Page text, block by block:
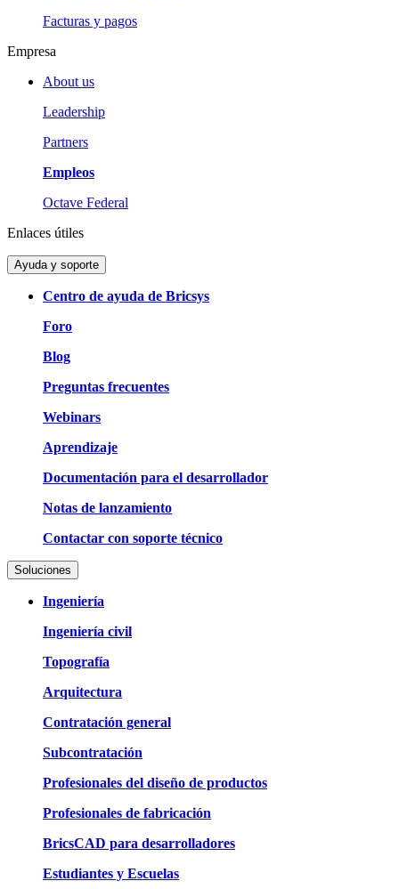
Facturas y pagos
Empresa
About us
Leadership
Partners
Empleos
Octave Federal
Enlaces útiles
Ayuda y soporte
Centro de ayuda de Bricsys
Foro
Blog
Preguntas frecuentes
Webinars
Aprendizaje
Documentación para el desarrollador
Notas de lanzamiento
Contactar con soporte técnico
Soluciones
Ingeniería
Ingeniería civil
Topografía
Arquitectura
Contratación general
Subcontratación
Profesionales del diseño de productos
Profesionales de fabricación
BricsCAD para desarrolladores
Estudiantes y Escuelas